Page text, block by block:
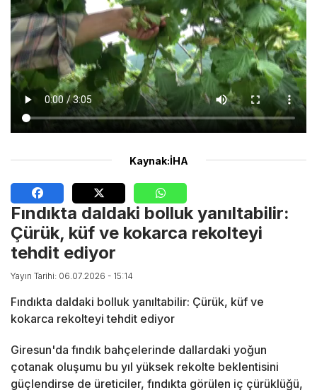
Kaynak:İHA
Fındıkta daldaki bolluk yanıltabilir:
Çürük, küf ve kokarca rekolteyi
tehdit ediyor
Yayın Tarihi: 06.07.2026 - 15:14
Fındıkta daldaki bolluk yanıltabilir: Çürük, küf ve
kokarca rekolteyi tehdit ediyor
Giresun'da fındık bahçelerinde dallardaki yoğun
çotanak oluşumu bu yıl yüksek rekolte beklentisini
güçlendirse de üreticiler, fındıkta görülen iç çürüklüğü,